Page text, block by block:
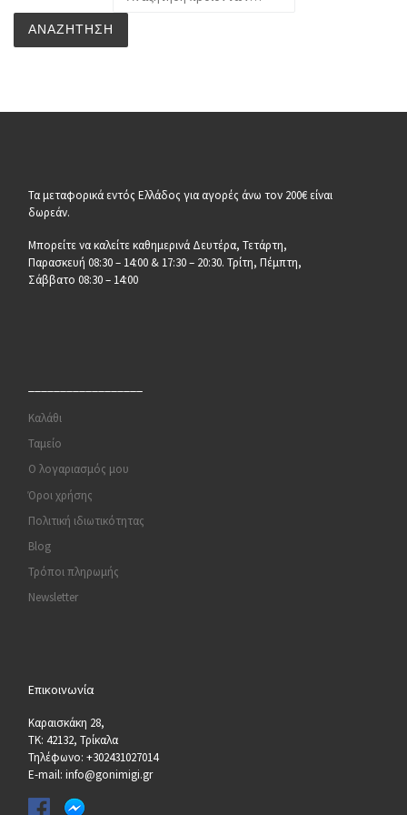
ΑΝΑΖΉΤΗΣΗ
Τα μεταφορικά εντός Ελλάδος για αγορές άνω τον 200€ είναι
δωρεάν.
Μπορείτε να καλείτε καθημερινά Δευτέρα, Τετάρτη,
Παρασκευή 08:30 – 14:00 & 17:30 – 20:30. Τρίτη, Πέμπτη,
Σάββατο 08:30 – 14:00
Καλάθι
Ταμείο
Ο λογαριασμός μου
Όροι χρήσης
Πολιτική ιδιωτικότητας
Blog
Τρόποι πληρωμής
Newsletter
Επικοινωνία
Καραισκάκη 28,
ΤΚ: 42132, Τρίκαλα
Τηλέφωνο: +302431027014
E-mail: info@gonimigi.gr